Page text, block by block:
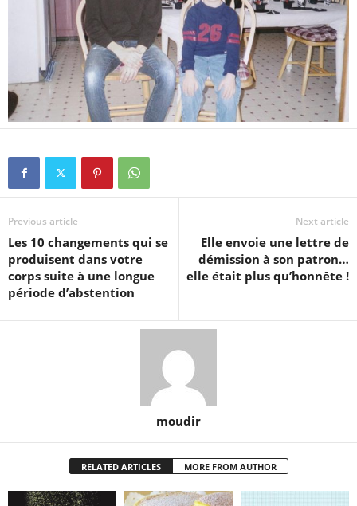
Previous article
Les 10 changements qui se
produisent dans votre
corps suite à une longue
période d’abstention
Next article
Elle envoie une lettre de
démission à son patron…
elle était plus qu’honnête !
moudir
RELATED ARTICLES MORE FROM AUTHOR